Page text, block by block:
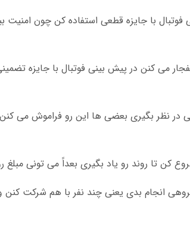
با جایزه قطعی استفاده کن چون امنیت
68 درصد کاربرانی که بازی انفجار می کنن در پیش بینی فوتبال با
در نظر بگیری بعضی ها این رو فراموش می
کن تا روند رو یاد بگیری بعداً می تونی مبلغ
رو به صورت گروهی انجام بدی یعنی چند نفر با هم شرکت